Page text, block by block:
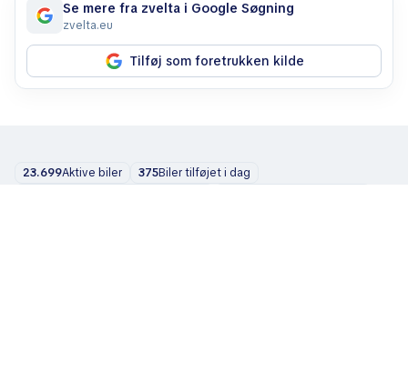
zvelta.eu
Tilføj som foretrukken kilde